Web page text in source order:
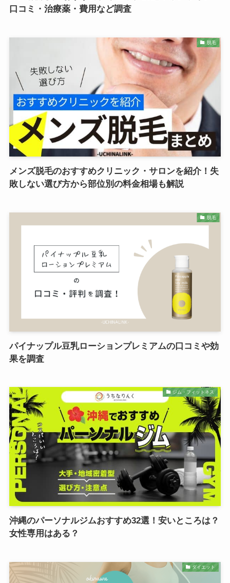
口コミ・治療薬・費用など調査
脱毛
メンズ脱毛のおすすめクリニック・サロンを紹介！失
敗しない選び方から部位別の料金相場も解説
脱毛
パイナップル豆乳ローションプレミアムの口コミや効
果を調査
ジム・フィットネス
沖縄のパーソナルジムおすすめ32選！安いところは？
女性専用はある？
ダイエット